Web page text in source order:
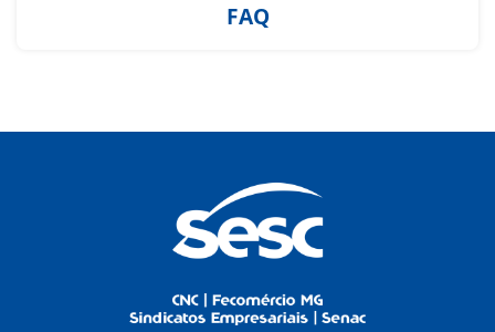
FAQ